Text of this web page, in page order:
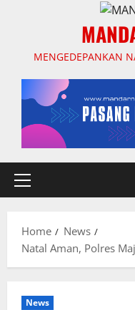
MENGEDEPANKAN
Primary
Home
News
Natal Aman, Polres
News